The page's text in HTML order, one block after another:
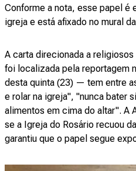
Conforme a nota, esse papel é
igreja e está afixado no mural
A carta direcionada a
foi localizada pela reportagem
desta quinta (23) — tem entre
e rolar na igreja", "nunca bater
alimentos em cima do altar". A
se a Igreja do Rosário recuou
garantiu que o papel segue